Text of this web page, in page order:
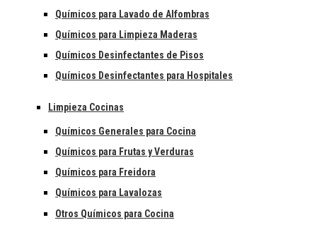
Químicos para Lavado de Alfombras
Químicos para Limpieza Maderas
Químicos Desinfectantes de Pisos
Químicos Desinfectantes para Hospitales
Limpieza Cocinas
Químicos Generales para Cocina
Químicos para Frutas y Verduras
Químicos para Freidora
Químicos para Lavalozas
Otros Químicos para Cocina